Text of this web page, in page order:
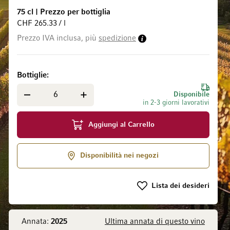
Annata: 2025 Ultima annata di questo vino
75 cl
Prezzo per bottiglia
CHF 265.33 / l
Prezzo IVA inclusa, più spedizione
Disponibile
in 2-3 giorni lavorativi
Bottiglie
Aggiungi al Carrello
Disponibilità nei negozi
Lista dei desideri
di immagini